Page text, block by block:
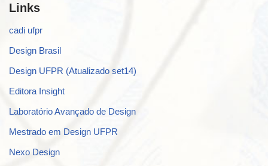
Links
cadi ufpr
Design Brasil
Design UFPR (Atualizado set14)
Editora Insight
Laboratório Avançado de Design
Mestrado em Design UFPR
Nexo Design